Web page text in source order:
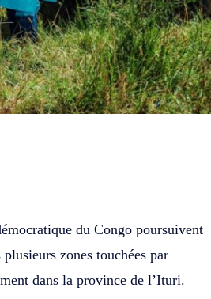
du Congo poursuivent
zones touchées par
dans la province de l’Ituri.